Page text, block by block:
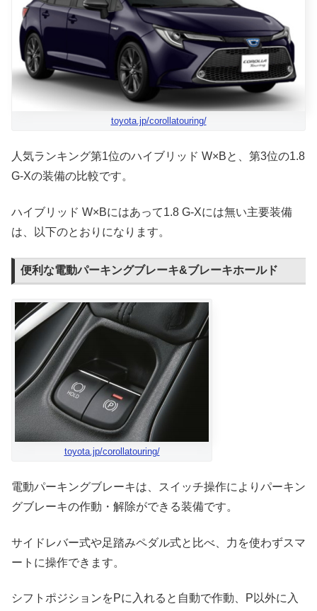
toyota.jp/corollatouring/
人気ランキング第1位のハイブリッド W×Bと、第3位の1.8
G-Xの装備の比較です。
ハイブリッド W×Bにはあって1.8 G-Xには無い主要装備
は、以下のとおりになります。
便利な電動パーキングブレーキ&ブレーキホールド
toyota.jp/corollatouring/
電動パーキングブレーキは、スイッチ操作によりパーキン
グブレーキの作動・解除ができる装備です。
サイドレバー式や足踏みペダル式と比べ、力を使わずスマ
ートに操作できます。
シフトポジションをPに入れると自動で作動、P以外に入